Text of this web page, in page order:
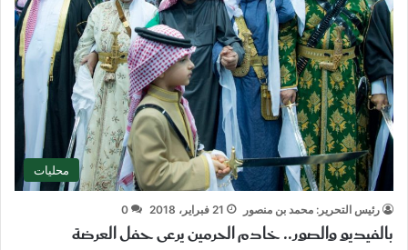
محليات
رئيس التحرير: محمد بن منصور 21 فبراير، 2018 0
بالفيديو والصور.. خادم الحرمين يرعى حفل العرضة